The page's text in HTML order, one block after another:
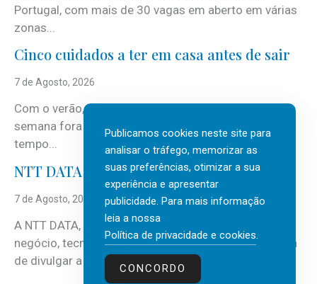
Portugal, com mais de 30 vagas em aberto em várias
zonas...
Cinco cuidados a ter em casa antes de sair
7 de Agosto, 2026
Com o verão, chegam também as férias, os fins-de-
semana fora e os dias em que a casa fica mais
tempo...
NTT DATA Insurtech Global Outlook 2026
7 de Agosto, 2026
A NTT DATA, consultora global em serviços de
negócio, tecnologia e inteligência artificial (IA), acaba
de divulgar a mais recente...
Publicamos cookies neste site para
analisar o tráfego, memorizar as
suas preferências, otimizar a sua
experiência e apresentar
publicidade. Para mais informação
leia a nossa
Política de privacidade e cookies.
CONCORDO